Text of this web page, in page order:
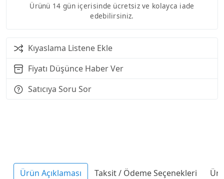
Ürünü 14 gün içerisinde ücretsiz ve kolayca iade
edebilirsiniz.
Kıyaslama Listene Ekle
Fiyatı Düşünce Haber Ver
Satıcıya Soru Sor
Ürün Açıklaması Taksit / Ödeme Seçenekleri